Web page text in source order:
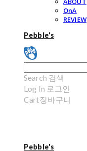
QnA
REVIEW
Pebble's
Search 검색
Log In 로그인
Cart장바구니
Pebble's